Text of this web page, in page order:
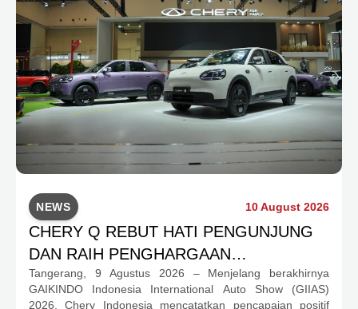
NEWS 10 August 2026
CHERY Q REBUT HATI PENGUNJUNG
DAN RAIH PENGHARGAAN
HATCHBACK FAVORIT DI GIIAS 2026
Tangerang, 9 Agustus 2026 – Menjelang berakhirnya
GAIKINDO Indonesia International Auto Show (GIIAS)
2026, Chery Indonesia mencatatkan pencapaian positif